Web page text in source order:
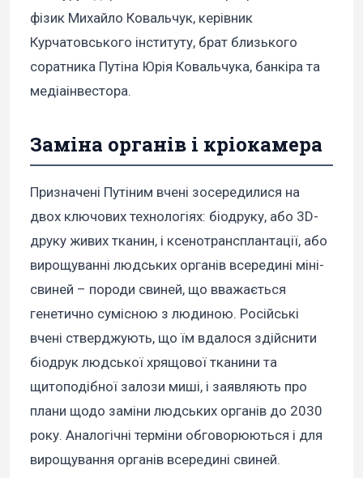
фізик Михайло Ковальчук, керівник
Курчатовського інституту, брат близького
соратника Путіна Юрія Ковальчука, банкіра та
медіаінвестора.
Заміна органів і кріокамера
Призначені Путіним вчені зосередилися на
двох ключових технологіях: біодруку, або 3D-
друку живих тканин, і ксенотрансплантації, або
вирощуванні людських органів всередині міні-
свиней – породи свиней, що вважається
генетично сумісною з людиною. Російські
вчені стверджують, що їм вдалося здійснити
біодрук людської хрящової тканини та
щитоподібної залози миші, і заявляють про
плани щодо заміни людських органів до 2030
року. Аналогічні терміни обговорюються і для
вирощування органів всередині свиней.